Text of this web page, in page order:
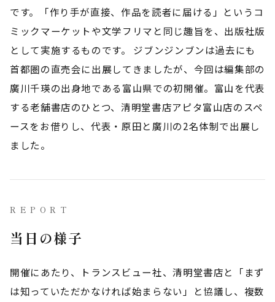
です。「作り手が直接、作品を読者に届ける」というコ
ミックマーケットや文学フリマと同じ趣旨を、出版社版
として実施するものです。 ジブンジンブンは過去にも
首都圏の直売会に出展してきましたが、今回は編集部の
廣川千瑛の出身地である富山県での初開催。富山を代表
する老舗書店のひとつ、清明堂書店アピタ富山店のスペ
ースをお借りし、代表・原田と廣川の2名体制で出展し
ました。
REPORT
当日の様子
開催にあたり、トランスビュー社、清明堂書店と「まず
は知っていただかなければ始まらない」と協議し、複数